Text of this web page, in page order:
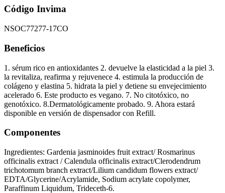
Código Invima
NSOC77277-17CO
Beneficios
1. sérum rico en antioxidantes 2. devuelve la elasticidad a la piel 3.
la revitaliza, reafirma y rejuvenece 4. estimula la producción de
colágeno y elastina 5. hidrata la piel y detiene su envejecimiento
acelerado 6. Este producto es vegano. 7. No citotóxico, no
genotóxico. 8.Dermatológicamente probado. 9. Ahora estará
disponible en versión de dispensador con Refill.
Componentes
Ingredientes: Gardenia jasminoides fruit extract/ Rosmarinus
officinalis extract / Calendula officinalis extract/Clerodendrum
trichotomum branch extract/Lilium candidum flowers extract/
EDTA/Glycerine/Acrylamide, Sodium acrylate copolymer,
Paraffinum Liquidum, Trideceth-6.